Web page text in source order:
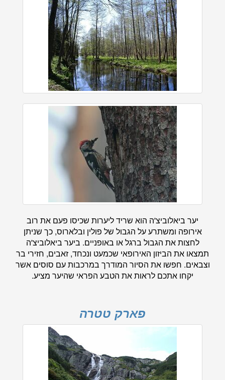
יער ביאלוביצ'ה הוא שריד ליערות שכיסו פעם את רוב
אירופה ומשתרע על הגבול של פולין ובלארוס, כך שניתן
לחצות את הגבול ברגל או באופניים. ביער ביאלוביצ'ה
תמצאו את הביזון האירופאי שכמעט ונכחד, זאבים, חזירי בר
וצבאים. חפשו את הסיור המודרך במרכבות עם סוסים אשר
יקחו אתכם לראות את הטבע הפראי שהיער מציע.
פארק טטרה